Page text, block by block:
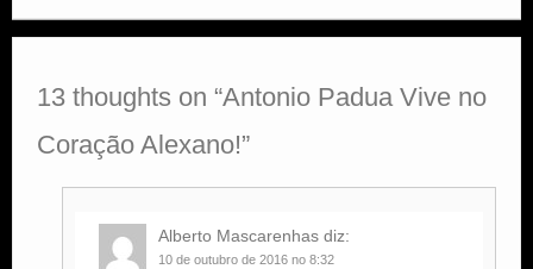
13 thoughts on “Antonio Padua Vive no
Coração Alexano!”
Alberto Mascarenhas diz:
10 de outubro de 2016 no 8:32